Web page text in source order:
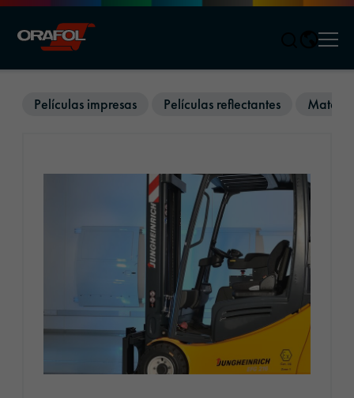
Películas impresas Películas reflectantes